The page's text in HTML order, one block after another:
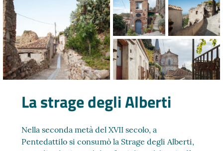
La strage degli Alberti
Nella seconda metà del XVII secolo, a
Pentedattilo si consumò la Strage degli Alberti,